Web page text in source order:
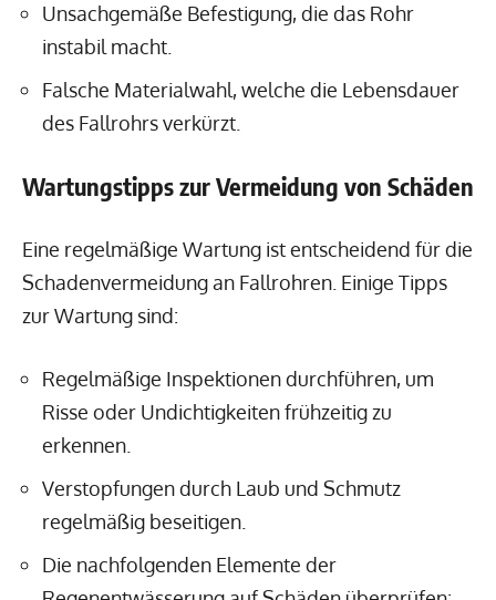
Unsachgemäße Befestigung, die das Rohr
instabil macht.
Falsche Materialwahl, welche die Lebensdauer
des Fallrohrs verkürzt.
Wartungstipps zur Vermeidung von Schäden
Eine regelmäßige Wartung ist entscheidend für die
Schadenvermeidung an Fallrohren. Einige Tipps
zur Wartung sind:
Regelmäßige Inspektionen durchführen, um
Risse oder Undichtigkeiten frühzeitig zu
erkennen.
Verstopfungen durch Laub und Schmutz
regelmäßig beseitigen.
Die nachfolgenden Elemente der